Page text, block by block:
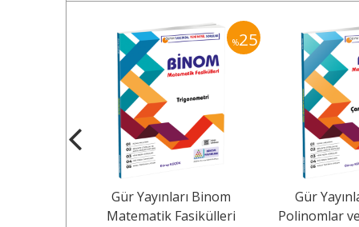
%25
Gür Yayınları Binom
Matematik Fasikülleri
Gür
Polinomlar